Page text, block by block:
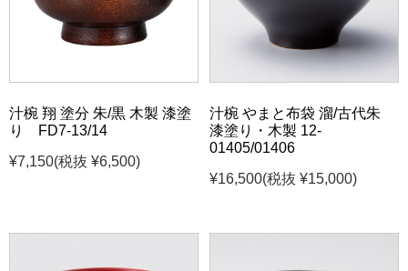
汁椀 翔 塗分 朱/黒 木製 漆塗
り FD7-13/14
¥7,150(税抜 ¥6,500)
汁椀 やまと布袋 溜/古代朱
漆塗り・木製 12-
01405/01406
¥16,500(税抜 ¥15,000)